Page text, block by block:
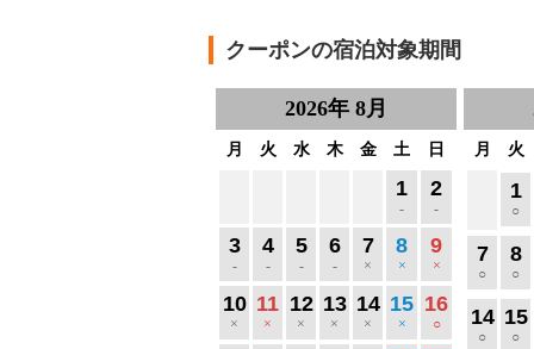
クーポンの宿泊対象期間
2026年8月
月 火 水 木 金 土 日
1
-
2
-
3
-
4
-
5
-
6
-
7
×
8
×
9
×
10
×
11
×
12
×
13
×
14
×
15
×
16
○
月 火
1
○
7
○
8
○
14
○
15
○